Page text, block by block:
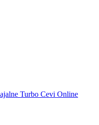
Turbo Cevi Online